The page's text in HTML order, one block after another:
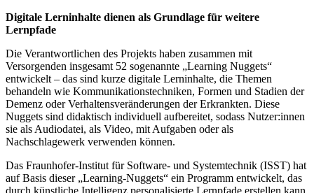
Digitale Lerninhalte dienen als Grundlage für weitere
Lernpfade
Die Verantwortlichen des Projekts haben zusammen mit
Versorgenden insgesamt 52 sogenannte „Learning Nuggets“
entwickelt – das sind kurze digitale Lerninhalte, die Themen
behandeln wie Kommunikationstechniken, Formen und Stadien der
Demenz oder Verhaltensveränderungen der Erkrankten. Diese
Nuggets sind didaktisch individuell aufbereitet, sodass Nutzer:innen
sie als Audiodatei, als Video, mit Aufgaben oder als
Nachschlagewerk verwenden können.
Das Fraunhofer-Institut für Software- und Systemtechnik (ISST) hat
auf Basis dieser „Learning-Nuggets“ ein Programm entwickelt, das
durch künstliche Intelligenz personalisierte Lernpfade erstellen kann.